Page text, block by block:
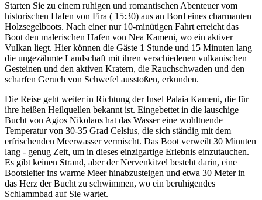
Starten Sie zu einem ruhigen und romantischen Abenteuer vom
historischen Hafen von Fira ( 15:30) aus an Bord eines charmanten
Holzsegelboots. Nach einer nur 10-minütigen Fahrt erreicht das
Boot den malerischen Hafen von Nea Kameni, wo ein aktiver
Vulkan liegt. Hier können die Gäste 1 Stunde und 15 Minuten lang
die ungezähmte Landschaft mit ihren verschiedenen vulkanischen
Gesteinen und den aktiven Kratern, die Rauchschwaden und den
scharfen Geruch von Schwefel ausstoßen, erkunden.
Die Reise geht weiter in Richtung der Insel Palaia Kameni, die für
ihre heißen Heilquellen bekannt ist. Eingebettet in die lauschige
Bucht von Agios Nikolaos hat das Wasser eine wohltuende
Temperatur von 30-35 Grad Celsius, die sich ständig mit dem
erfrischenden Meerwasser vermischt. Das Boot verweilt 30 Minuten
lang - genug Zeit, um in dieses einzigartige Erlebnis einzutauchen.
Es gibt keinen Strand, aber der Nervenkitzel besteht darin, eine
Bootsleiter ins warme Meer hinabzusteigen und etwa 30 Meter in
das Herz der Bucht zu schwimmen, wo ein beruhigendes
Schlammbad auf Sie wartet.